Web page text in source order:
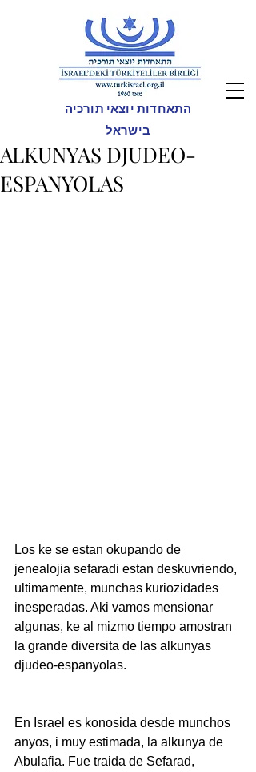
התאחדות יוצאי תורכיה
בישראל
ALKUNYAS DJUDEO-
ESPANYOLAS
Los ke se estan okupando de
jenealojia sefaradi estan deskuvriendo,
ultimamente, munchas kuriozidades
inesperadas. Aki vamos mensionar
algunas, ke al mizmo tiempo amostran
la grande diversita de las alkunyas
djudeo-espanyolas.
En Israel es konosida desde munchos
anyos, i muy estimada, la alkunya de
Abulafia. Fue traida de Sefarad,